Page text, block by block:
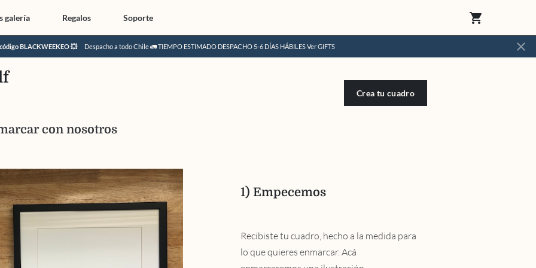
BLACKWEEKEO 💥 Despacho a todo Chile 🚛 TIEMPO ESTIMADO DESPACHO 5-6 DÍAS HÁBILESVer GIFTS close
galería Regalos Soporte shopping_cart
Crea tu cuadro
con nosotros
1) Empecemos
Recibiste tu cuadro, hecho a la medida para
lo que quieres enmarcar. Acá